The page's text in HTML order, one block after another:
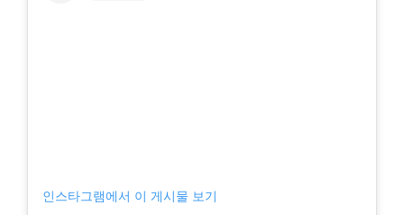
인스타그램에서 이 게시물 보기